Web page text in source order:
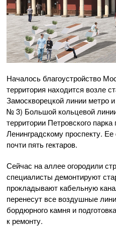
Началось благоустройство
территория находится возле
Замоскворецкой линии метро
№ 3) Большой кольцевой
территории Петровского
Ленинградскому проспекту.
почти пять гектаров.
Сейчас на аллее огородили
специалисты демонтируют
прокладывают кабельную
перенесут все воздушные
бордюрного камня и
к ремонту.